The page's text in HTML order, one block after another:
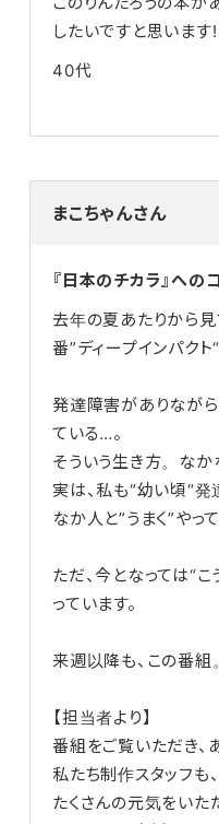
したいですと思います!
40代
まこちゃんさん
『日本のチカラ』への
去年の夏あたりから見
番”ディープインパク
発達障害がありながら
ている…。
そういう生き方。なか
実は、私も“幼い頃“発
なか人と”うまく”やっ
ただ、今となっては“
っています。
来週以降も、この番組
【担当者より】
番組をご覧いただき、
私たち制作スタッフも
たくさんの元気をいた